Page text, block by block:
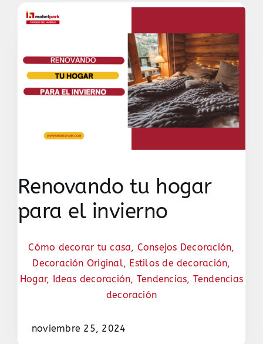
Renovando tu hogar
para el invierno
Cómo decorar tu casa, Consejos Decoración,
Decoración Original, Estilos de decoración,
Hogar, Ideas decoración, Tendencias, Tendencias
decoración
noviembre 25, 2024